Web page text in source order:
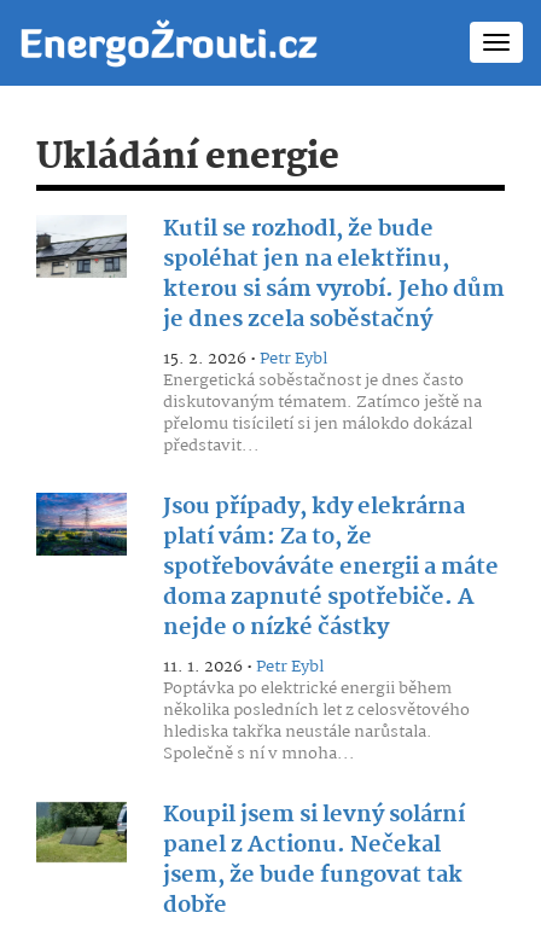
Ukládání energie
Kutil se rozhodl, že bude
spoléhat jen na elektřinu,
kterou si sám vyrobí. Jeho dům
je dnes zcela soběstačný
15. 2. 2026 •Petr Eybl
Energetická soběstačnost je dnes často
diskutovaným tématem. Zatímco ještě na
přelomu tisíciletí si jen málokdo dokázal
představit...
Jsou případy, kdy elekrárna
platí vám: Za to, že
spotřebováváte energii a máte
doma zapnuté spotřebiče. A
nejde o nízké částky
11. 1. 2026 •Petr Eybl
Poptávka po elektrické energii během
několika posledních let z celosvětového
hlediska takřka neustále narůstala.
Společně s ní v mnoha...
Koupil jsem si levný solární
panel z Actionu. Nečekal
jsem, že bude fungovat tak
dobře